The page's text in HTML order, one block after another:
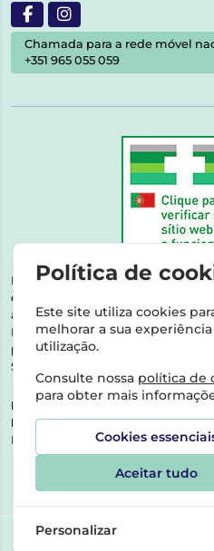
Chamada para a rede móvel
+351 965 055 059
Esta farmácia encontra-se
dispensa de medicamentos e
através da internet.
MSRM, MNSRM, MSRMV ou
podem ser entregues nos
Sesimbra, Oeiras e Lisboa.
Direção Técnica:
Dra. Raquel
NIPC:513064133 | ASPAS E
Rua dos Castanheiros 5 AB
Política de
Este site utiliza cookies
melhorar a sua
utilização.
Consulte nossa política de
para obter mais
Cookies
Aceitar tudo
Personalizar